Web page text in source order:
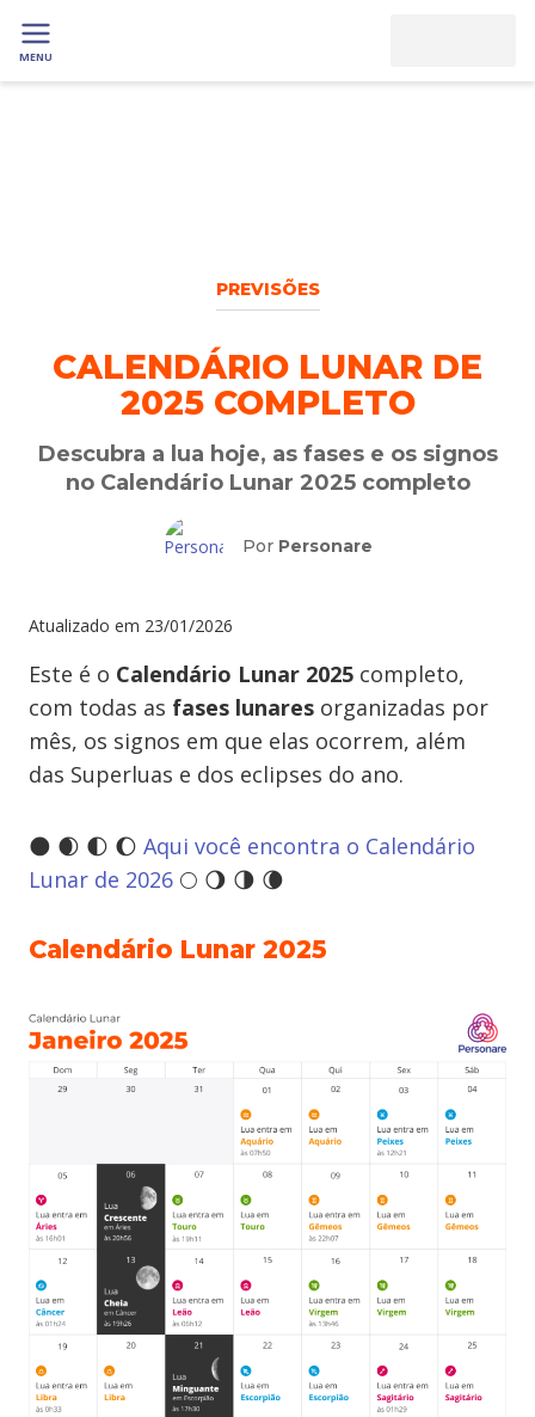
MENU
PREVISÕES
CALENDÁRIO LUNAR DE
2025 COMPLETO
Descubra a lua hoje, as fases e os signos
no Calendário Lunar 2025 completo
Por Personare
Atualizado em 23/01/2026
Este é o Calendário Lunar 2025 completo,
com todas as fases lunares organizadas por
mês, os signos em que elas ocorrem, além
das Superluas e dos eclipses do ano.
🌑 🌒 🌓 🌔 Aqui você encontra o Calendário
Lunar de 2026 🌕 🌖 🌗 🌘
Calendário Lunar 2025